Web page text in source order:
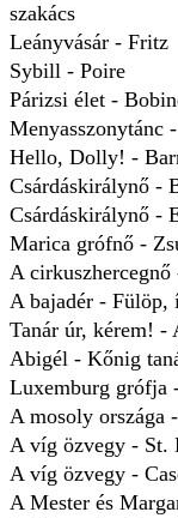
szakács
Leányvásár - Fritz
Sybill - Poire
Párizsi élet -
Menyasszonytánc
Hello, Dolly! -
Csárdáskirálynő -
Csárdáskirálynő -
Marica grófnő -
A
A bajadér - Fülöp,
Tanár úr, kérem! -
Abigél - Kőnig
Luxemburg grófja
A mosoly országa
A víg özvegy - St.
A víg özvegy -
A Mester és